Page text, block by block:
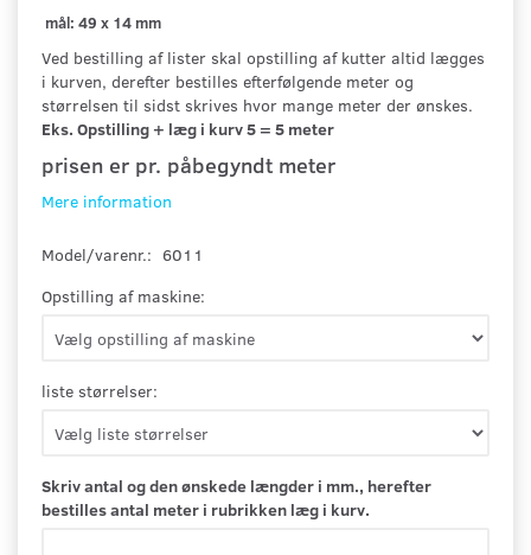
mål: 49 x 14 mm
Ved bestilling af lister skal opstilling af kutter altid lægges
i kurven, derefter bestilles efterfølgende meter og
størrelsen til sidst skrives hvor mange meter der ønskes.
Eks. Opstilling + læg i kurv 5 = 5 meter
prisen er pr. påbegyndt meter
Mere information
Model/varenr.: 6011
Opstilling af maskine:
liste størrelser:
Skriv antal og den ønskede længder i mm., herefter
bestilles antal meter i rubrikken læg i kurv.